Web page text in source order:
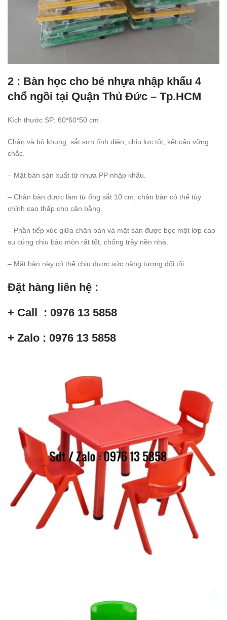
2 : Bàn học cho bé nhựa nhập khẩu 4
chổ ngồi tại Quận Thủ Đức – Tp.HCM
Kích thước SP: 60*60*50 cm
Chân và bộ khung: sắt sơn tĩnh điện, chịu lực tốt, kết cấu vững
chắc.
– Mặt bàn sản xuất từ nhựa PP nhập khẩu.
– Chân bàn được làm từ ống sắt 10 cm, chân bàn có thể tùy
chỉnh cao thấp cho cân bằng.
– Phần tiếp xúc giữa chân bàn và mặt sàn được bọc một lớp cao
su cứng chịu bào mòn rất tốt, chống trầy nền nhà.
– Mặt bàn này có thể chịu được sức nặng tương đối tối.
Đặt hàng liên hệ :
+ Call : 0976 13 5858
+ Zalo : 0976 13 5858